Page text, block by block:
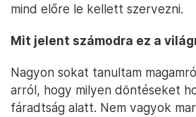
mind előre le kellett szervezni.
Mit jelent számodra ez a
Nagyon sokat tanultam
arról, hogy milyen döntéseket
fáradtság alatt. Nem vagyok